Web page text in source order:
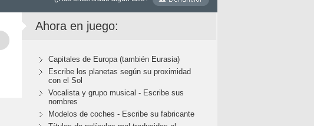
Ahora en juego:
Capitales de Europa (también Eurasia)
Escribe los planetas según su proximidad
con el Sol
Vocalista y grupo musical - Escribe sus
nombres
Modelos de coches - Escribe su fabricante